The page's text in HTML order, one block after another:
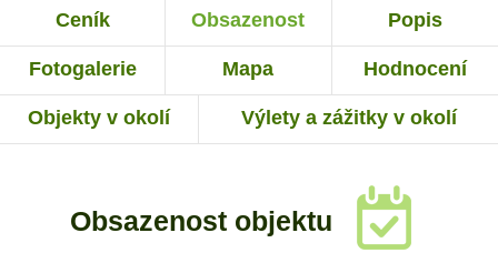
Ceník Obsazenost Popis
Fotogalerie Mapa Hodnocení
Objekty v okolí Výlety a zážitky v okolí
Obsazenost objektu